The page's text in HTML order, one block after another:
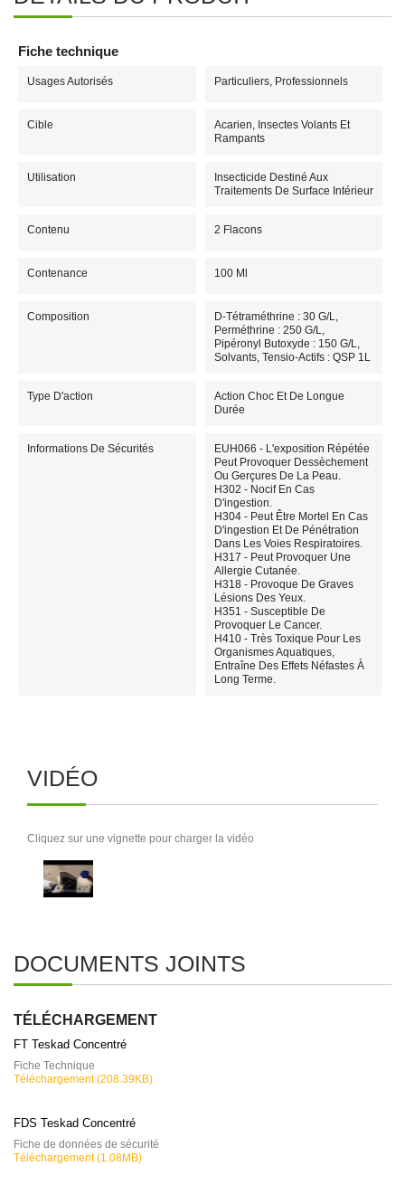
Fiche technique
Usages Autorisés Particuliers, Professionnels
Cible
Acarien, Insectes Volants Et
Rampants
Utilisation
Insecticide Destiné Aux
Traitements De Surface Intérieur
Contenu 2 Flacons
Contenance 100 Ml
Composition
D-Tétraméthrine : 30 G/L,
Perméthrine : 250 G/L,
Pipéronyl Butoxyde : 150 G/L,
Solvants, Tensio-Actifs : QSP 1L
Type D'action
Action Choc Et De Longue
Durée
Informations De Sécurités
EUH066 - L'exposition Répétée
Peut Provoquer Dessèchement
Ou Gerçures De La Peau.
H302 - Nocif En Cas
D'ingestion.
H304 - Peut Être Mortel En Cas
D'ingestion Et De Pénétration
Dans Les Voies Respiratoires.
H317 - Peut Provoquer Une
Allergie Cutanée.
H318 - Provoque De Graves
Lésions Des Yeux.
H351 - Susceptible De
Provoquer Le Cancer.
H410 - Très Toxique Pour Les
Organismes Aquatiques,
Entraîne Des Effets Néfastes À
Long Terme.
VIDÉO
Cliquez sur une vignette pour charger la vidéo
DOCUMENTS JOINTS
TÉLÉCHARGEMENT
FT Teskad Concentré
Fiche Technique
Téléchargement (208.39KB)
FDS Teskad Concentré
Fiche de données de sécurité
Téléchargement (1.08MB)